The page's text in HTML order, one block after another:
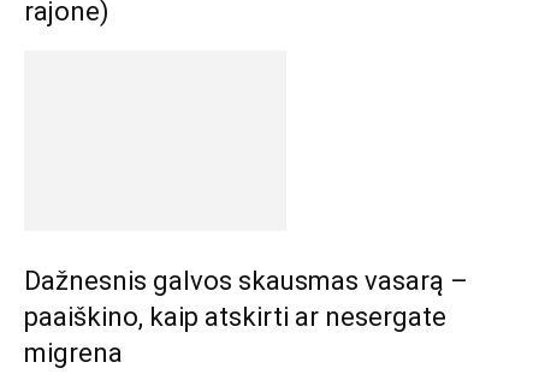
rajone)
Dažnesnis galvos skausmas vasarą –
paaiškino, kaip atskirti ar nesergate
migrena